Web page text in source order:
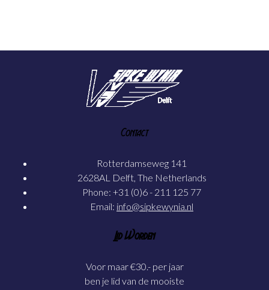
Contact
Rotterdamseweg 141
2628AL Delft, The Netherlands
Phone: +31 (0)6 - 211 125 77
Email: info@sipkewynia.nl
Lid Worden
Voor maar €30.- per jaar
ben je lid van de mooiste